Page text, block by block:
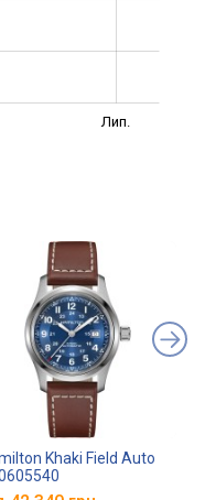
Лип.
Khaki Field Auto